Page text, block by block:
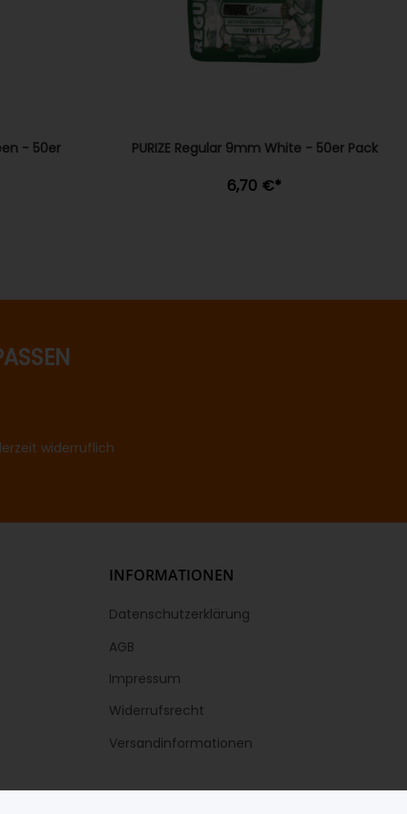
- 50er PURIZE Regular 9mm White - 50er Pack
6,70 €*
widerruflich
INFORMATIONEN
Datenschutzerklärung
AGB
Impressum
Widerrufsrecht
Versandinformationen